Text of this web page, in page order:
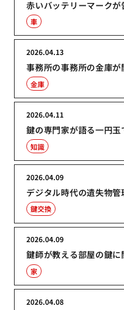
赤いバッテリーマーク
車
事務所の事務所の金庫
2026.04.13
金庫
鍵の専門家が語る一円
2026.04.11
知識
デジタル時代の遺失物
2026.04.09
鍵交換
鍵師が教える部屋の鍵
2026.04.09
家
2026.04.08